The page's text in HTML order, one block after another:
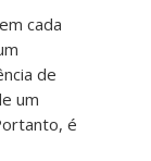
cada
de
um
é